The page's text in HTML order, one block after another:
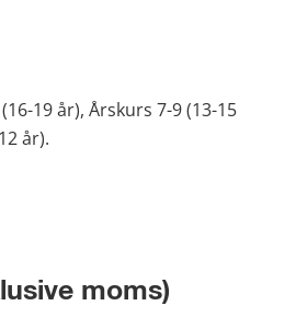
19 år), Årskurs 7-9 (13-15
år).
moms)